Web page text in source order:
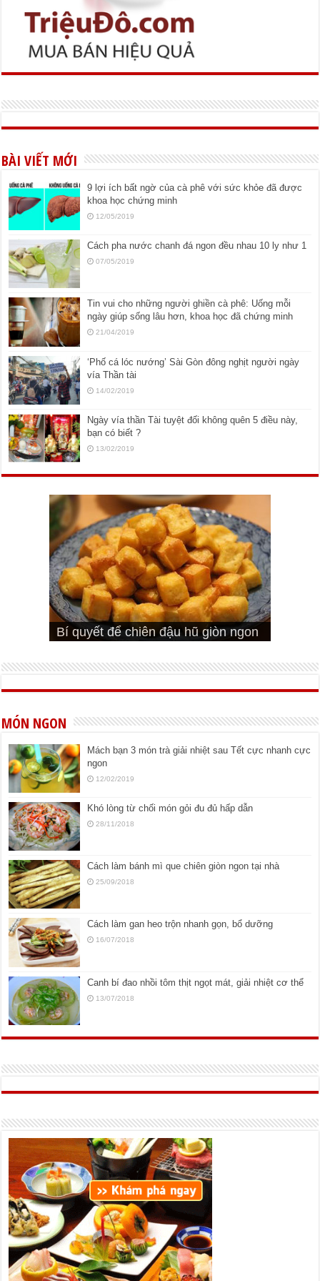
BÀI VIẾT MỚI
9 lợi ích bất ngờ của cà phê với sức khỏe đã được
khoa học chứng minh
12/05/2019
Cách pha nước chanh đá ngon đều nhau 10 ly như 1
07/05/2019
Tin vui cho những người ghiền cà phê: Uống mỗi
ngày giúp sống lâu hơn, khoa học đã chứng minh
21/04/2019
‘Phố cá lóc nướng’ Sài Gòn đông nghịt người ngày
vía Thần tài
14/02/2019
Ngày vía thần Tài tuyệt đối không quên 5 điều này,
bạn có biết ?
13/02/2019
Cách pha nước mắm trộn gỏi ngon
bá cháy
Bí quyết để chiên đậu hũ giòn ngon
Cách ướp sườn non nướng ngon
đúng vị
Cách ướp thịt heo chiên ngon mềm
Bật mí cách ướp sườn cơm tấm
ngon
MÓN NGON
Mách bạn 3 món trà giải nhiệt sau Tết cực nhanh cực
ngon
12/02/2019
Khó lòng từ chối món gỏi đu đủ hấp dẫn
28/11/2018
Cách làm bánh mì que chiên giòn ngon tại nhà
25/09/2018
Cách làm gan heo trộn nhanh gọn, bổ dưỡng
16/07/2018
Canh bí đao nhồi tôm thịt ngọt mát, giải nhiệt cơ thể
13/07/2018